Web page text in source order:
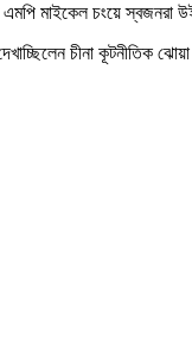
মাইকেল চংয়ে স্বজনরা
চীনা কূটনীতিক ঝোয়া